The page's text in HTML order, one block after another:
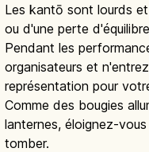
Les kantō sont lourds
ou d'une perte
Pendant les
organisateurs et
représentation pour
Comme des bougies
lanternes, éloignez-
tomber.